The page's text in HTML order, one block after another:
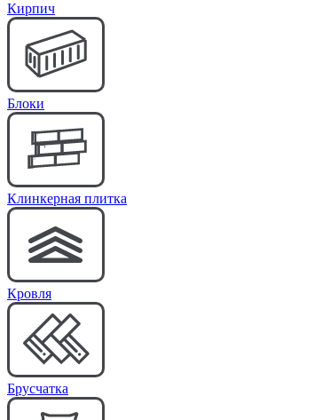
Кирпич
Блоки
Клинкерная плитка
Кровля
Брусчатка